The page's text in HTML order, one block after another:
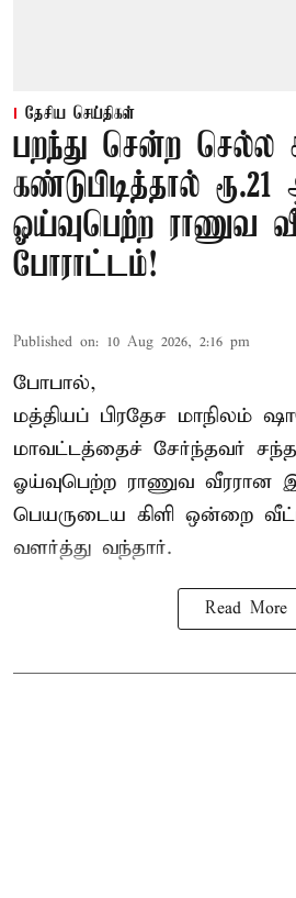
தேசிய செய்திகள்
பறந்து சென்ற செல்ல
கண்டுபிடித்தால் ரூ.21
ஓய்வுபெற்ற ராணுவ
போராட்டம்!
Published on: 10 Aug 2026, 2:16 pm
போபால்,
மத்தியப் பிரதேச மாநிலம்
மாவட்டத்தைச் சேர்ந்தவர்
ஓய்வுபெற்ற ராணுவ வீரரான
பெயருடைய கிளி ஒன்றை
வளர்த்து வந்தார்.
Read More